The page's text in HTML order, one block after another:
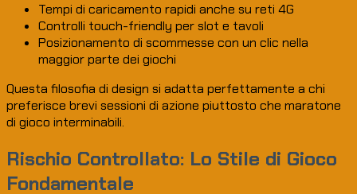
Tempi di caricamento rapidi anche su reti 4G
Controlli touch-friendly per slot e tavoli
Posizionamento di scommesse con un clic nella
maggior parte dei giochi
Questa filosofia di design si adatta perfettamente a chi
preferisce brevi sessioni di azione piuttosto che maratone
di gioco interminabili.
Rischio Controllato: Lo Stile di Gioco
Fondamentale